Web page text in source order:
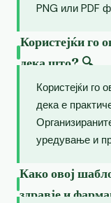
PNG или PDF
Користејќи го
дека што? 🔍
Користејќи го
дека е
уредување и
Како овој
здравје и